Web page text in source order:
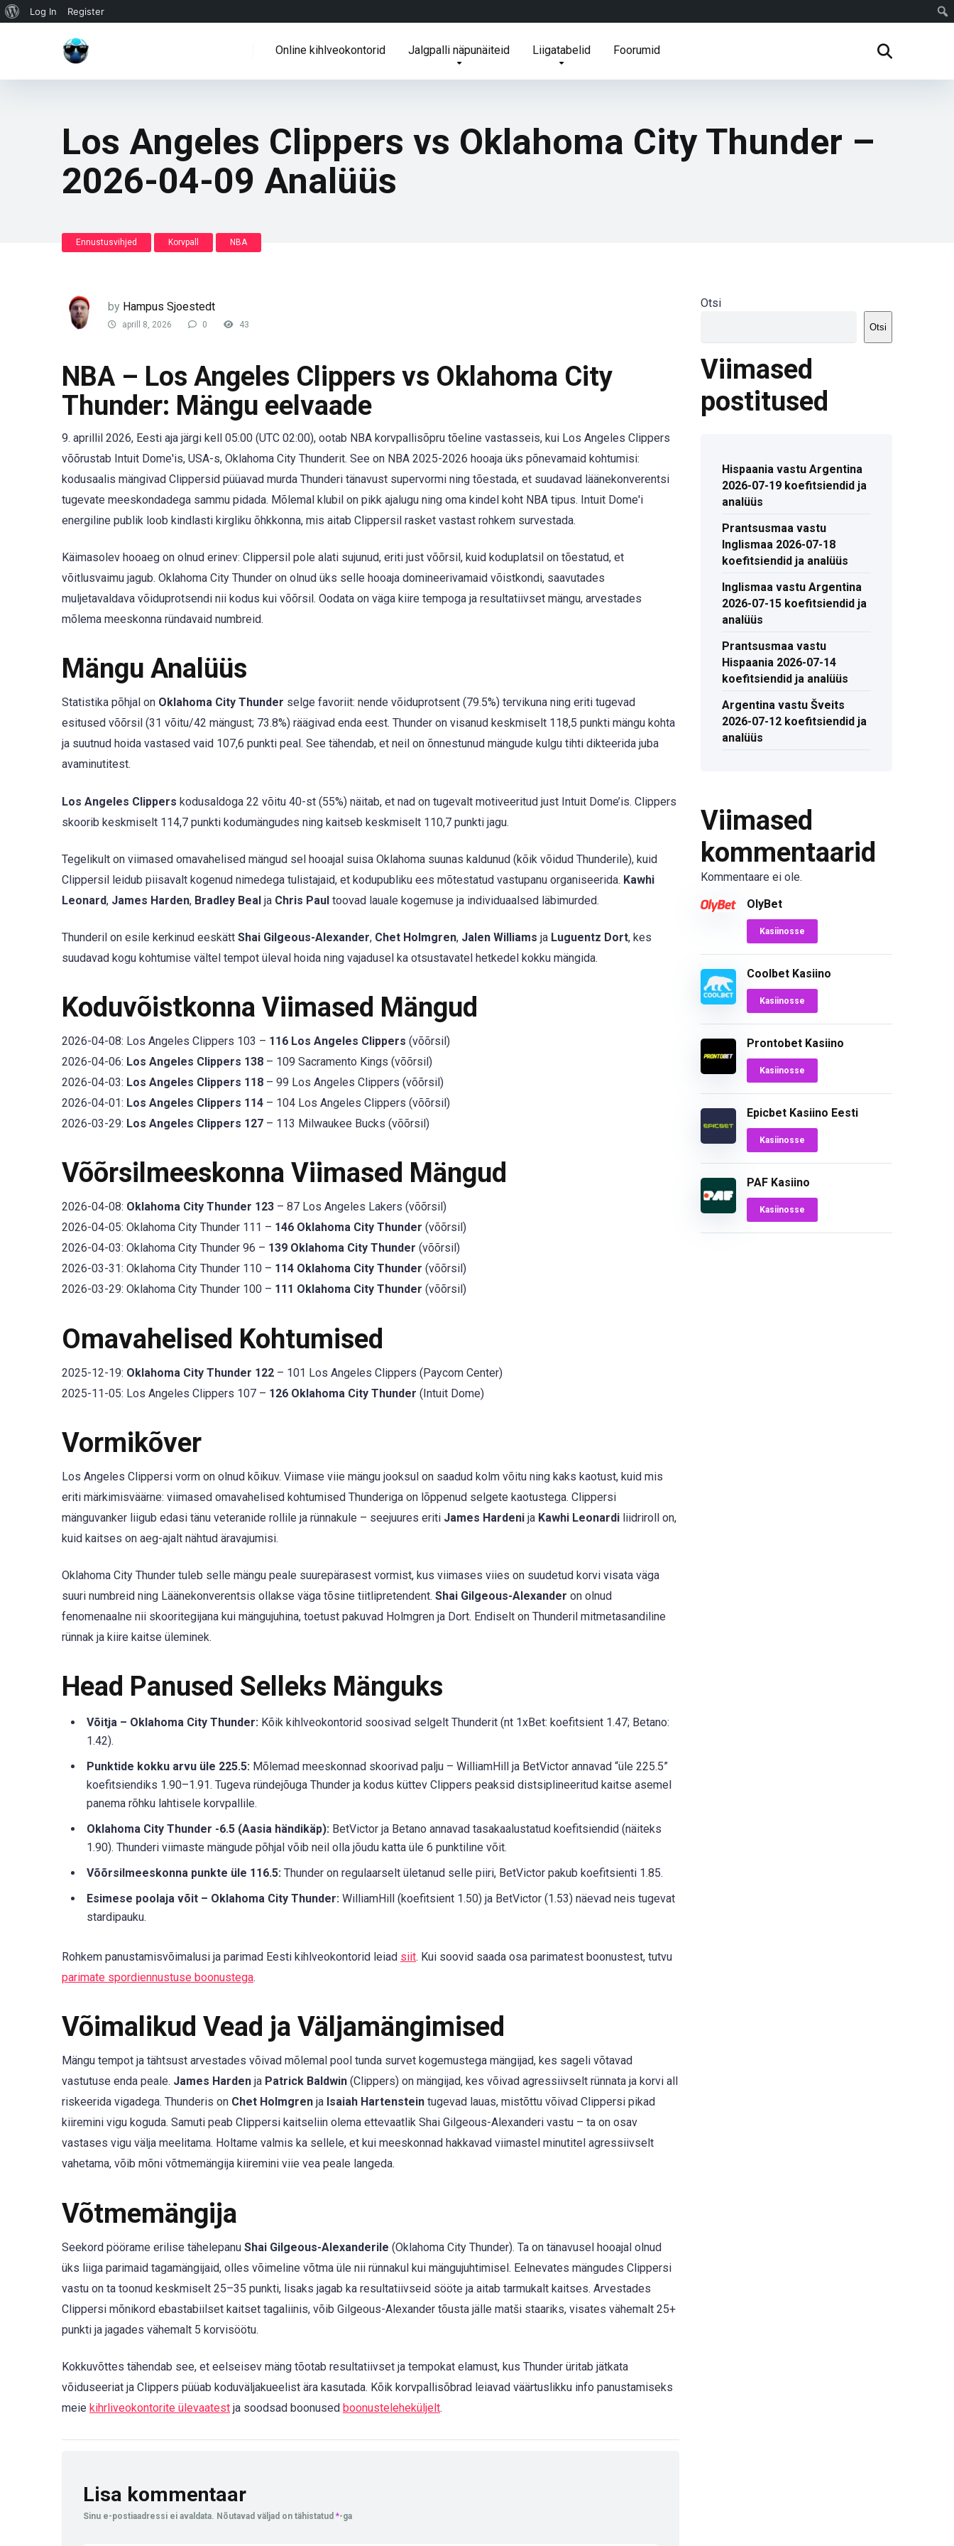
WordPressi
Log In Register
Online kihlveokontorid Jalgpalli näpunäiteid Liigatabelid Foorumid
Los Angeles Clippers vs Oklahoma City Thunder –
2026-04-09 Analüüs
Ennustusvihjed Korvpall NBA
by Hampus Sjoestedt
aprill 8, 2026 0 43
NBA – Los Angeles Clippers vs Oklahoma City
Thunder: Mängu eelvaade
9. aprillil 2026, Eesti aja järgi kell 05:00 (UTC 02:00), ootab NBA korvpallisõpru tõeline vastasseis, kui Los Angeles Clippers
võõrustab Intuit Dome'is, USA-s, Oklahoma City Thunderit. See on NBA 2025-2026 hooaja üks põnevamaid kohtumisi:
kodusaalis mängivad Clippersid püüavad murda Thunderi tänavust supervormi ning tõestada, et suudavad läänekonverentsi
tugevate meeskondadega sammu pidada. Mõlemal klubil on pikk ajalugu ning oma kindel koht NBA tipus. Intuit Dome'i
energiline publik loob kindlasti kirgliku õhkkonna, mis aitab Clippersil rasket vastast rohkem survestada.
Käimasolev hooaeg on olnud erinev: Clippersil pole alati sujunud, eriti just võõrsil, kuid koduplatsil on tõestatud, et
võitlusvaimu jagub. Oklahoma City Thunder on olnud üks selle hooaja domineerivamaid võistkondi, saavutades
muljetavaldava võiduprotsendi nii kodus kui võõrsil. Oodata on väga kiire tempoga ja resultatiivset mängu, arvestades
mõlema meeskonna ründavaid numbreid.
Mängu Analüüs
Statistika põhjal on Oklahoma City Thunder selge favoriit: nende võiduprotsent (79.5%) tervikuna ning eriti tugevad
esitused võõrsil (31 võitu/42 mängust; 73.8%) räägivad enda eest. Thunder on visanud keskmiselt 118,5 punkti mängu kohta
ja suutnud hoida vastased vaid 107,6 punkti peal. See tähendab, et neil on õnnestunud mängude kulgu tihti dikteerida juba
avaminutitest.
Los Angeles Clippers kodusaldoga 22 võitu 40-st (55%) näitab, et nad on tugevalt motiveeritud just Intuit Dome’is. Clippers
skoorib keskmiselt 114,7 punkti kodumängudes ning kaitseb keskmiselt 110,7 punkti jagu.
Tegelikult on viimased omavahelised mängud sel hooajal suisa Oklahoma suunas kaldunud (kõik võidud Thunderile), kuid
Clippersil leidub piisavalt kogenud nimedega tulistajaid, et kodupubliku ees mõtestatud vastupanu organiseerida. Kawhi
Leonard, James Harden, Bradley Beal ja Chris Paul toovad lauale kogemuse ja individuaalsed läbimurded.
Thunderil on esile kerkinud eeskätt Shai Gilgeous-Alexander, Chet Holmgren, Jalen Williams ja Luguentz Dort, kes
suudavad kogu kohtumise vältel tempot üleval hoida ning vajadusel ka otsustavatel hetkedel kokku mängida.
Koduvõistkonna Viimased Mängud
2026-04-08: Los Angeles Clippers 103 – 116 Los Angeles Clippers (võõrsil)
2026-04-06: Los Angeles Clippers 138 – 109 Sacramento Kings (võõrsil)
2026-04-03: Los Angeles Clippers 118 – 99 Los Angeles Clippers (võõrsil)
2026-04-01: Los Angeles Clippers 114 – 104 Los Angeles Clippers (võõrsil)
2026-03-29: Los Angeles Clippers 127 – 113 Milwaukee Bucks (võõrsil)
Võõrsilmeeskonna Viimased Mängud
2026-04-08: Oklahoma City Thunder 123 – 87 Los Angeles Lakers (võõrsil)
2026-04-05: Oklahoma City Thunder 111 – 146 Oklahoma City Thunder (võõrsil)
2026-04-03: Oklahoma City Thunder 96 – 139 Oklahoma City Thunder (võõrsil)
2026-03-31: Oklahoma City Thunder 110 – 114 Oklahoma City Thunder (võõrsil)
2026-03-29: Oklahoma City Thunder 100 – 111 Oklahoma City Thunder (võõrsil)
Omavahelised Kohtumised
2025-12-19: Oklahoma City Thunder 122 – 101 Los Angeles Clippers (Paycom Center)
2025-11-05: Los Angeles Clippers 107 – 126 Oklahoma City Thunder (Intuit Dome)
Vormikõver
Los Angeles Clippersi vorm on olnud kõikuv. Viimase viie mängu jooksul on saadud kolm võitu ning kaks kaotust, kuid mis
eriti märkimisväärne: viimased omavahelised kohtumised Thunderiga on lõppenud selgete kaotustega. Clippersi
mänguvanker liigub edasi tänu veteranide rollile ja rünnakule – seejuures eriti James Hardeni ja Kawhi Leonardi liidriroll on,
kuid kaitses on aeg-ajalt nähtud äravajumisi.
Oklahoma City Thunder tuleb selle mängu peale suurepärasest vormist, kus viimases viies on suudetud korvi visata väga
suuri numbreid ning Läänekonverentsis ollakse väga tõsine tiitlipretendent. Shai Gilgeous-Alexander on olnud
fenomenaalne nii skooritegijana kui mängujuhina, toetust pakuvad Holmgren ja Dort. Endiselt on Thunderil mitmetasandiline
rünnak ja kiire kaitse üleminek.
Head Panused Selleks Mänguks
Võitja – Oklahoma City Thunder: Kõik kihlveokontorid soosivad selgelt Thunderit (nt 1xBet: koefitsient 1.47; Betano:
1.42).
Punktide kokku arvu üle 225.5: Mõlemad meeskonnad skoorivad palju – WilliamHill ja BetVictor annavad “üle 225.5”
koefitsiendiks 1.90–1.91. Tugeva ründejõuga Thunder ja kodus küttev Clippers peaksid distsiplineeritud kaitse asemel
panema rõhku lahtisele korvpallile.
Oklahoma City Thunder -6.5 (Aasia händikäp): BetVictor ja Betano annavad tasakaalustatud koefitsiendid (näiteks
1.90). Thunderi viimaste mängude põhjal võib neil olla jõudu katta üle 6 punktiline võit.
Võõrsilmeeskonna punkte üle 116.5: Thunder on regulaarselt ületanud selle piiri, BetVictor pakub koefitsienti 1.85.
Esimese poolaja võit – Oklahoma City Thunder: WilliamHill (koefitsient 1.50) ja BetVictor (1.53) näevad neis tugevat
stardipauku.
Rohkem panustamisvõimalusi ja parimad Eesti kihlveokontorid leiad siit. Kui soovid saada osa parimatest boonustest, tutvu
parimate spordiennustuse boonustega.
Võimalikud Vead ja Väljamängimised
Mängu tempot ja tähtsust arvestades võivad mõlemal pool tunda survet kogemustega mängijad, kes sageli võtavad
vastutuse enda peale. James Harden ja Patrick Baldwin (Clippers) on mängijad, kes võivad agressiivselt rünnata ja korvi all
riskeerida vigadega. Thunderis on Chet Holmgren ja Isaiah Hartenstein tugevad lauas, mistõttu võivad Clippersi pikad
kiiremini vigu koguda. Samuti peab Clippersi kaitseliin olema ettevaatlik Shai Gilgeous-Alexanderi vastu – ta on osav
vastases vigu välja meelitama. Holtame valmis ka sellele, et kui meeskonnad hakkavad viimastel minutitel agressiivselt
vahetama, võib mõni võtmemängija kiiremini viie vea peale langeda.
Võtmemängija
Seekord pöörame erilise tähelepanu Shai Gilgeous-Alexanderile (Oklahoma City Thunder). Ta on tänavusel hooajal olnud
üks liiga parimaid tagamängijaid, olles võimeline võtma üle nii rünnakul kui mängujuhtimisel. Eelnevates mängudes Clippersi
vastu on ta toonud keskmiselt 25–35 punkti, lisaks jagab ka resultatiivseid sööte ja aitab tarmukalt kaitses. Arvestades
Clippersi mõnikord ebastabiilset kaitset tagaliinis, võib Gilgeous-Alexander tõusta jälle matši staariks, visates vähemalt 25+
punkti ja jagades vähemalt 5 korvisöötu.
Kokkuvõttes tähendab see, et eelseisev mäng tõotab resultatiivset ja tempokat elamust, kus Thunder üritab jätkata
võiduseeriat ja Clippers püüab koduväljakueelist ära kasutada. Kõik korvpallisõbrad leiavad väärtuslikku info panustamiseks
meie kihrliveokontorite ülevaatest ja soodsad boonused boonusteleheküljelt.
Lisa kommentaar
Sinu e-postiaadressi ei avaldata. Nõutavad väljad on tähistatud *-ga
Otsi
Otsi
Viimased
postitused
Hispaania vastu Argentina
2026-07-19 koefitsiendid ja
analüüs
Prantsusmaa vastu
Inglismaa 2026-07-18
koefitsiendid ja analüüs
Inglismaa vastu Argentina
2026-07-15 koefitsiendid ja
analüüs
Prantsusmaa vastu
Hispaania 2026-07-14
koefitsiendid ja analüüs
Argentina vastu Šveits
2026-07-12 koefitsiendid ja
analüüs
Viimased
kommentaarid
Kommentaare ei ole.
OlyBet
Kasiinosse
Coolbet Kasiino
Kasiinosse
Prontobet Kasiino
Kasiinosse
Epicbet Kasiino Eesti
Kasiinosse
PAF Kasiino
Kasiinosse